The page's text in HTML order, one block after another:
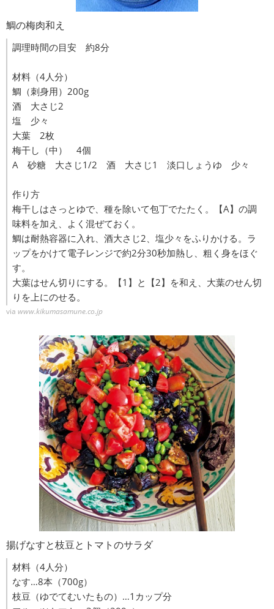
鯛の梅肉和え
調理時間の目安 約8分
材料（4人分）
鯛（刺身用）200g
酒 大さじ2
塩 少々
大葉 2枚
梅干し（中） 4個
A 砂糖 大さじ1/2 酒 大さじ1 淡口しょうゆ 少々
作り方
梅干しはさっとゆで、種を除いて包丁でたたく。【A】の調
味料を加え、よく混ぜておく。
鯛は耐熱容器に入れ、酒大さじ2、塩少々をふりかける。ラ
ップをかけて電子レンジで約2分30秒加熱し、粗く身をほぐ
す。
大葉はせん切りにする。【1】と【2】を和え、大葉のせん切
りを上にのせる。
via www.kikumasamune.co.jp
揚げなすと枝豆とトマトのサラダ
材料（4人分）
なす…8本（700g）
枝豆（ゆでてむいたもの）…1カップ分